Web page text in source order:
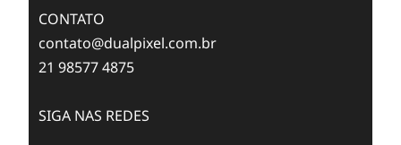
CONTATO
contato@dualpixel.com.br
21 98577 4875
SIGA NAS REDES